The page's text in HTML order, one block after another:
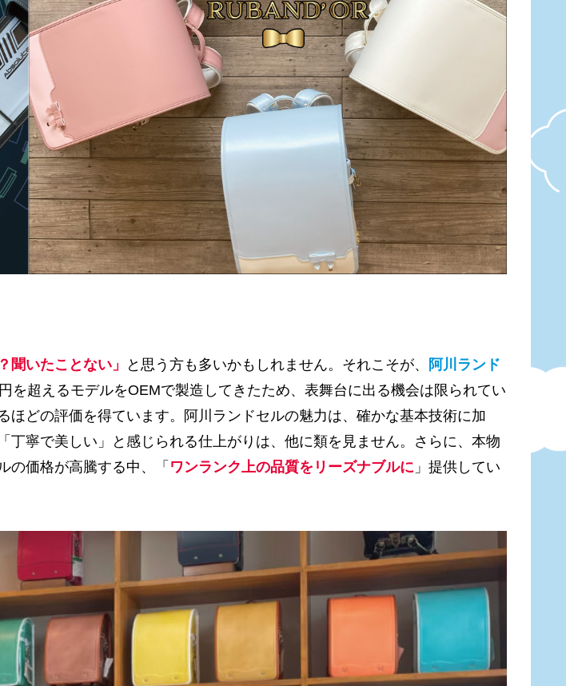
聞いたことない」 と思う方も多いかもしれません。それこそが、
阿川ランド
を超えるモデルをOEMで製造してきたため、表舞台に出る機会は限られてい
ほどの評価を得ています。阿川ランドセルの魅力は、確かな基本技術に加
丁寧で美しい」と感じられる仕上がりは、他に類を見ません。さらに、本物
の価格が高騰する中、「 ワンランク上の品質をリーズナブルに 」提供してい